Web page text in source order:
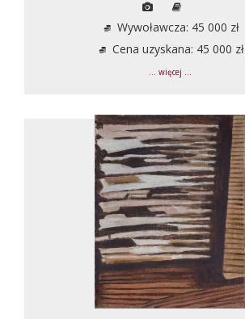
Wywoławcza: 45 000 zł
Cena uzyskana: 45 000 zł
... więcej ...